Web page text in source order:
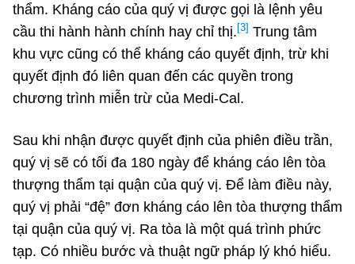
thẩm. Kháng cáo của quý vị được gọi là lệnh yêu
cầu thi hành hành chính hay chỉ thị. [3] Trung tâm
khu vực cũng có thể kháng cáo quyết định, trừ khi
quyết định đó liên quan đến các quyền trong
chương trình miễn trừ của Medi-Cal.
Sau khi nhận được quyết định của phiên điều trần,
quý vị sẽ có tối đa 180 ngày để kháng cáo lên tòa
thượng thẩm tại quận của quý vị. Để làm điều này,
quý vị phải “đệ” đơn kháng cáo lên tòa thượng thẩm
tại quận của quý vị. Ra tòa là một quá trình phức
tạp. Có nhiều bước và thuật ngữ pháp lý khó hiểu.